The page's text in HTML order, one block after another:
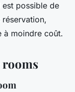
possible de
à moindre coût.
rooms